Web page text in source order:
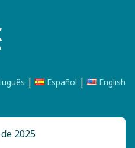
| Español | English
2025